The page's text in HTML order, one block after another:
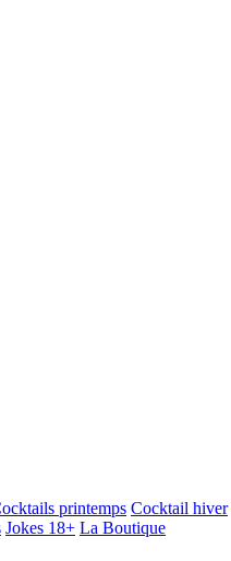
printemps Cocktail hiver
Jokes 18+ La Boutique